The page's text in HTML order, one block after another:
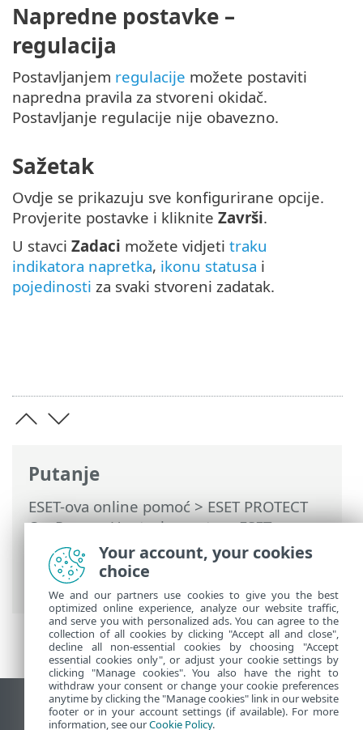
Putanje
ESET-ova online pomoć>ESET PROTECT
On-Prem>Upotreba sustava ESET
PROTECT On-Prem>ESET PROTECT On-
Prem Glavni izbornik
Zadaci
servera > Sinkronizacija korisnika
Napredne postavke –
regulacija
Postavljanjem regulacije možete postaviti
napredna pravila za stvoreni okidač.
Postavljanje regulacije nije obavezno.
Sažetak
Ovdje se prikazuju sve konfigurirane opcije.
Provjerite postavke i kliknite Završi.
U stavci Zadaci možete vidjeti traku
indikatora napretka, ikonu statusa i
pojedinosti za svaki stvoreni zadatak.
Prikaži stranicu za radnu površinu
Your account, your cookies
choice
We and our partners use cookies to give you the best
optimized online experience, analyze our website traffic,
and serve you with personalized ads. You can agree to the
collection of all cookies by clicking "Accept all and close",
decline all non-essential cookies by choosing "Accept
essential cookies only", or adjust your cookie settings by
clicking "Manage cookies". You also have the right to
withdraw your consent or change your cookie preferences
anytime by clicking the "Manage cookies" link in our website
footer or in your account settings (if available). For more
information, see ourCookie Policy.